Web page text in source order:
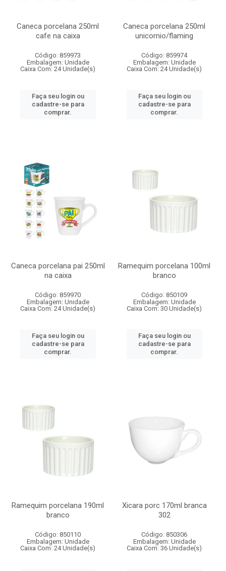
Caneca porcelana 250ml
cafe na caixa
Código: 859973
Embalagem: Unidade
Caixa Com: 24 Unidade(s)
Faça seu login ou
cadastre-se para
comprar.
Caneca porcelana 250ml
unicornio/flaming
Código: 859974
Embalagem: Unidade
Caixa Com: 24 Unidade(s)
Faça seu login ou
cadastre-se para
comprar.
Caneca porcelana pai 250ml
na caixa
Código: 859970
Embalagem: Unidade
Caixa Com: 24 Unidade(s)
Faça seu login ou
cadastre-se para
comprar.
Ramequim porcelana 100ml
branco
Código: 850109
Embalagem: Unidade
Caixa Com: 30 Unidade(s)
Faça seu login ou
cadastre-se para
comprar.
Ramequim porcelana 190ml
branco
Código: 850110
Embalagem: Unidade
Caixa Com: 24 Unidade(s)
Xicara porc 170ml branca
302
Código: 850306
Embalagem: Unidade
Caixa Com: 36 Unidade(s)